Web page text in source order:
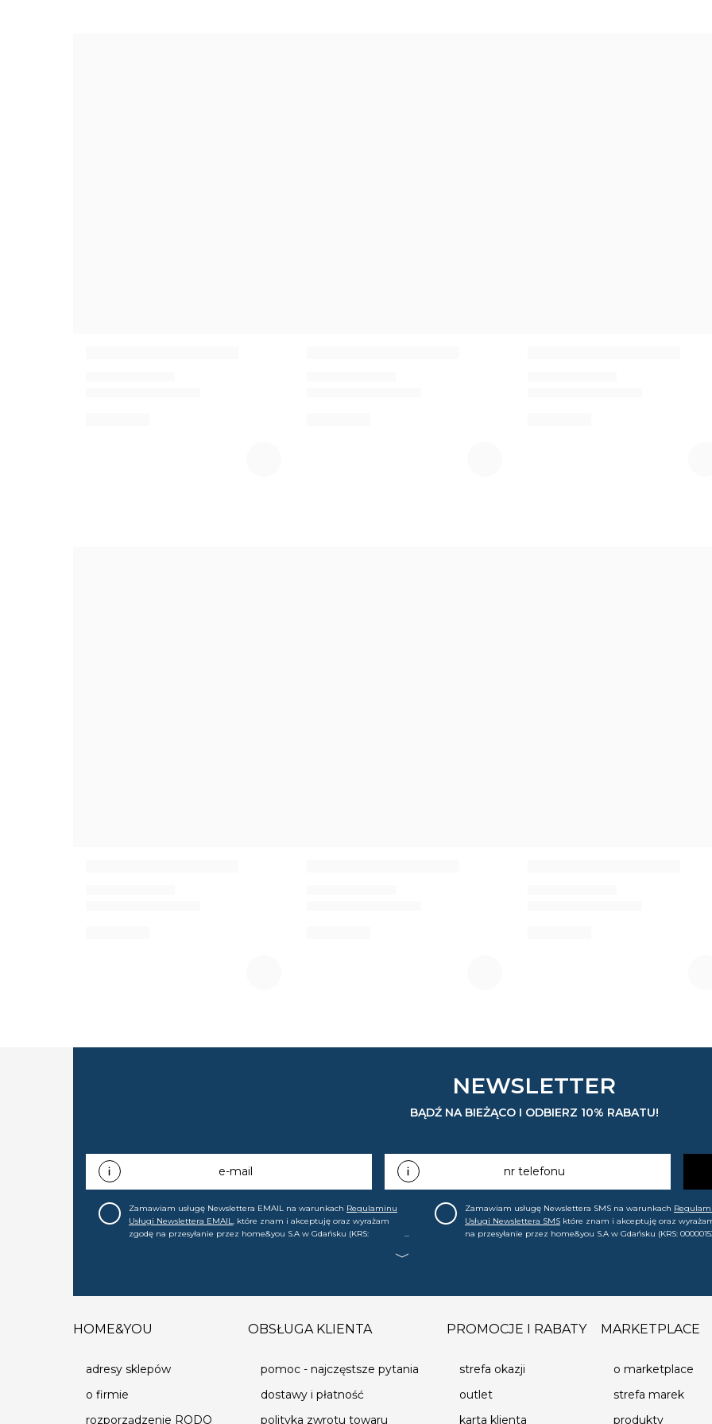
NEWSLETTER
BĄDŹ NA BIEŻĄCO I ODBIERZ 10% RABATU!
e-mail
Zamawiam usługę Newslettera EMAIL na warunkach Regulaminu
Usługi Newslettera EMAIL, które znam i akceptuję oraz wyrażam
zgodę na przesyłanie przez home&you S.A w Gdańsku (KRS:
nowościach, ofertach, promocjach, wyprzedażach). Wiem, że mogę tę
nr telefonu
Zamawiam usługę Newslettera SMS na warunkach
Usługi Newslettera SMS które znam i akceptuję oraz
na przesyłanie przez home&you S.A w Gdańsku (KRS:
promocjach, wyprzedażach). Wiem, że mogę tę zgodę w
HOME&YOU
adresy sklepów
o firmie
rozporządzenie RODO
OBSŁUGA KLIENTA
pomoc - najczęstsze pytania
dostawy i płatność
polityka zwrotu towaru
PROMOCJE I RABATY
strefa okazji
outlet
karta klienta
MARKETPLACE
o marketplace
strefa marek
produkty